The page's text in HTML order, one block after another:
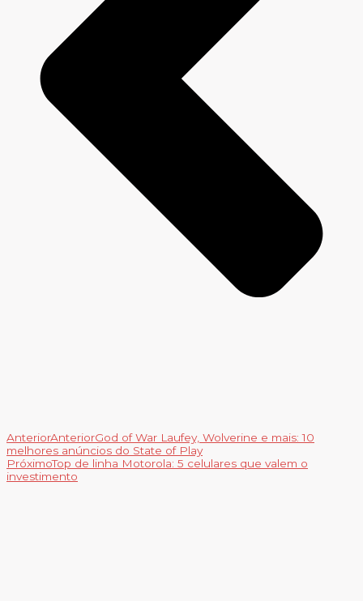
AnteriorAnteriorGod of War Laufey, Wolverine e mais: 10
melhores anúncios do State of Play
PróximoTop de linha Motorola: 5 celulares que valem o
investimento